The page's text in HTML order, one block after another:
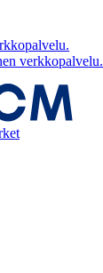
verkkopalvelu.